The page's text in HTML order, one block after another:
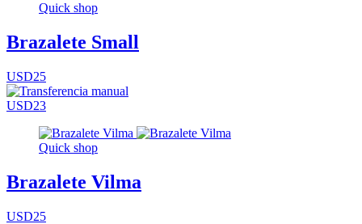
Quick shop
Brazalete Small
USD25
USD23
Quick shop
Brazalete Vilma
USD25